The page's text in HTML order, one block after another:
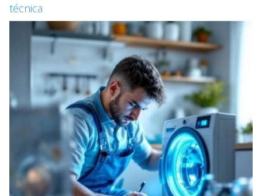
técnica